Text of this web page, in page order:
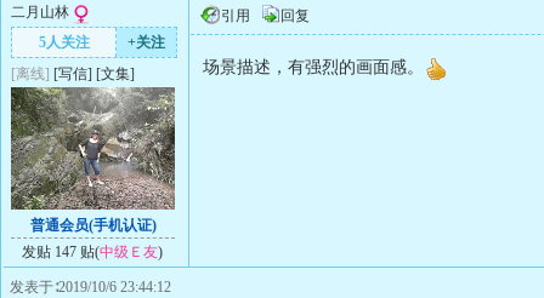
二月山林
5人关注
+关注
[离线] [写信] [文集]
普通会员(手机认证)
发贴 147 贴(中级Ｅ友)
引用 回复
场景描述，有强烈的画面感。
发表于∶2019/10/6 23:44:12